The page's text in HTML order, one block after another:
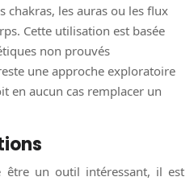
chakras, les auras ou les flux
Cette utilisation est basée
non prouvés
une approche exploratoire
en aucun cas remplacer un
être un outil intéressant, il est